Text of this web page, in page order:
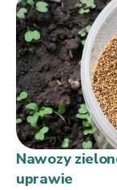
Nawozy
uprawie